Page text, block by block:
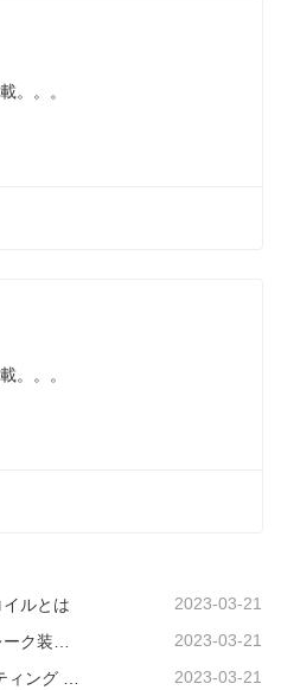
ルとは 2023-03-21
2023-03-21
山東亜鉛めっきカラー コーティング シート メーカーは、そのソフトウェアについて説明します。 2023-03-21